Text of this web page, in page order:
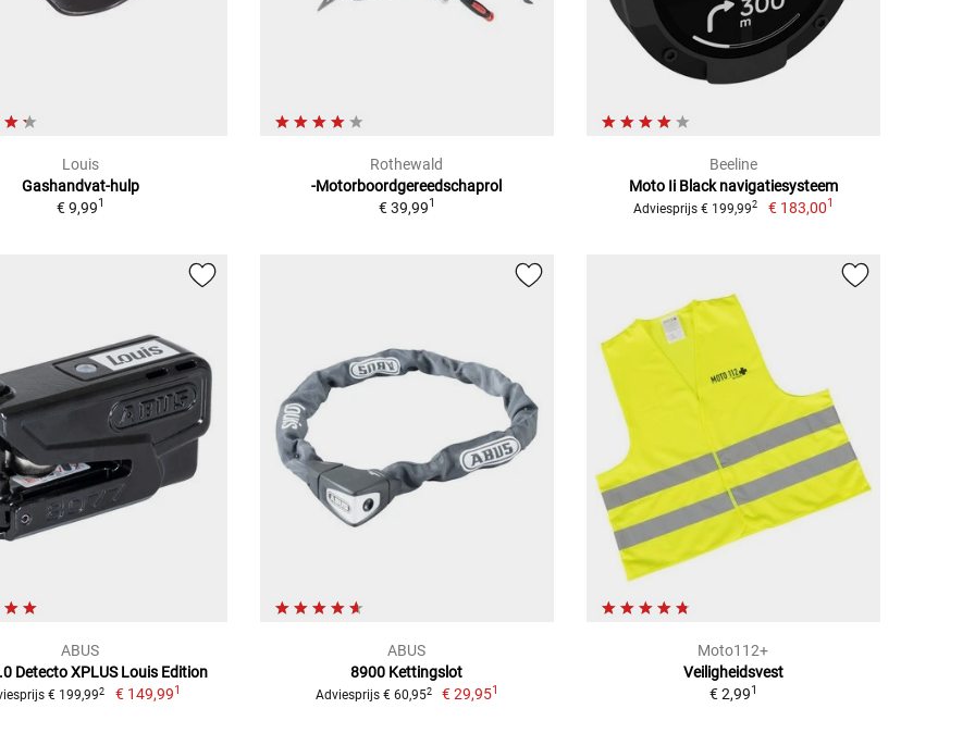
Louis
Gashandvat-hulp
€ 9,991
Rothewald
-Motorboordgereedschaprol
€ 39,991
Beeline
Moto Ii Black navigatiesysteem
Adviesprijs € 199,992 € 183,001
ABUS
Detecto XPLUS Louis Edition
€ 199,992 € 149,991
ABUS
8900 Kettingslot
Adviesprijs € 60,952 € 29,951
Moto112+
Veiligheidsvest
€ 2,991